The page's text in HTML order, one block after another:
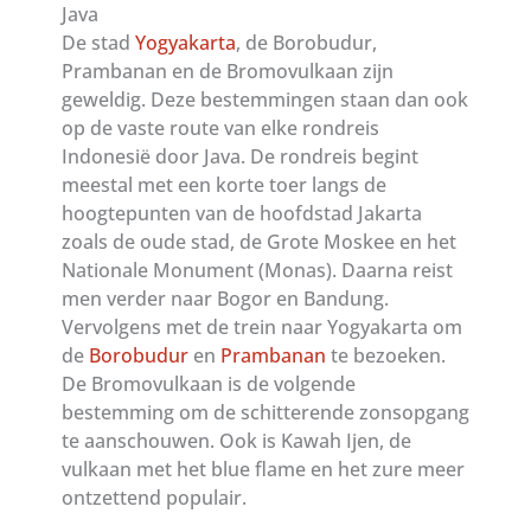
Java
De stad Yogyakarta, de Borobudur,
Prambanan en de Bromovulkaan zijn
geweldig. Deze bestemmingen staan dan ook
op de vaste route van elke rondreis
Indonesië door Java. De rondreis begint
meestal met een korte toer langs de
hoogtepunten van de hoofdstad Jakarta
zoals de oude stad, de Grote Moskee en het
Nationale Monument (Monas). Daarna reist
men verder naar Bogor en Bandung.
Vervolgens met de trein naar Yogyakarta om
de Borobudur en Prambanan te bezoeken.
De Bromovulkaan is de volgende
bestemming om de schitterende zonsopgang
te aanschouwen. Ook is Kawah Ijen, de
vulkaan met het blue flame en het zure meer
ontzettend populair.